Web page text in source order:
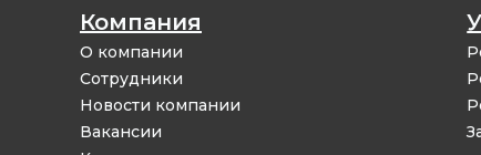
Компания
О компании
Сотрудники
Новости компании
Вакансии